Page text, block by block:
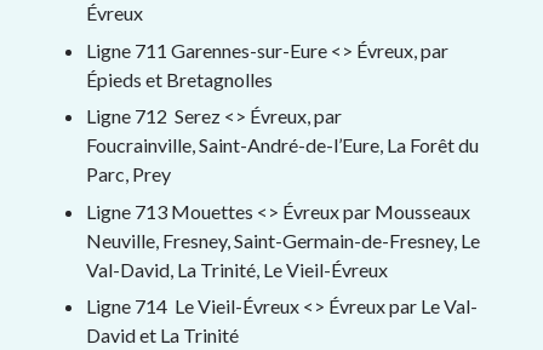
Évreux
Ligne 711 Garennes-sur-Eure <> Évreux, par
Épieds et Bretagnolles
Ligne 712 Serez <> Évreux, par
Foucrainville, Saint-André-de-l’Eure, La Forêt du
Parc, Prey
Ligne 713 Mouettes <> Évreux par Mousseaux
Neuville, Fresney, Saint-Germain-de-Fresney, Le
Val-David, La Trinité, Le Vieil-Évreux
Ligne 714 Le Vieil-Évreux <> Évreux par Le Val-
David et La Trinité